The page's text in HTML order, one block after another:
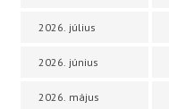
2026. július
2026. június
2026. május